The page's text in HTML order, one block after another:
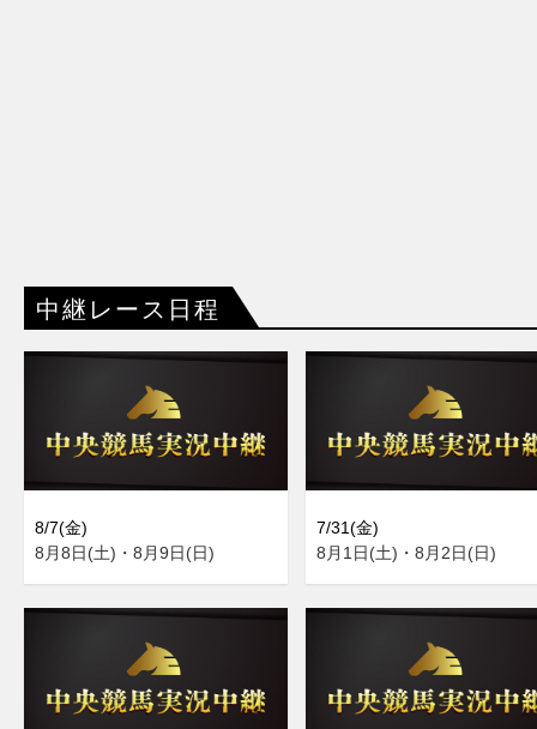
中継レース日程
8/7(金)
8月8日(土)・8月9日(日)
7/31(金)
8月1日(土)・8月2日(日)